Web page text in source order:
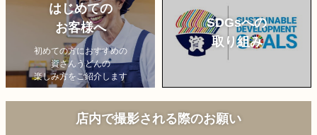
はじめての
お客様へ
初めての方におすすめの
資さんうどんの
楽しみ方をご紹介します
SDGsへの
取り組み
店内で撮影される際のお願い